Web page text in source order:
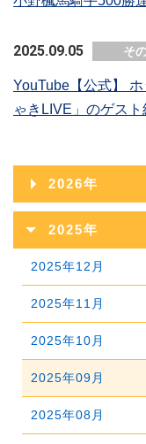
2025.09.05 そ
YouTube【公式】
ゃきLIVE」のゲス
2026年
2026年08月
2025年
2025年12月
2025年11月
2025年10月
2025年09月
2025年08月